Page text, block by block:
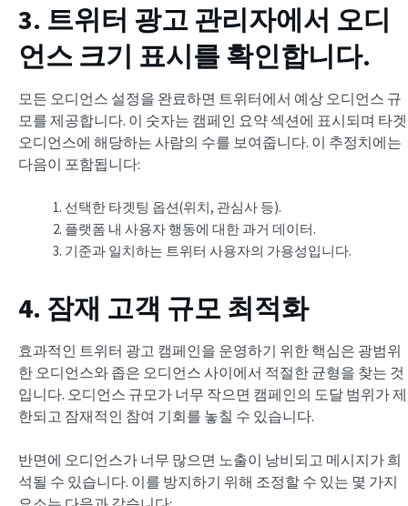
3. 트위터 광고 관리자에서 오디
언스 크기 표시를 확인합니다.
모든 오디언스 설정을 완료하면 트위터에서 예상 오디언스 규
모를 제공합니다. 이 숫자는 캠페인 요약 섹션에 표시되며 타겟
오디언스에 해당하는 사람의 수를 보여줍니다. 이 추정치에는
다음이 포함됩니다:
선택한 타겟팅 옵션(위치, 관심사 등).
플랫폼 내 사용자 행동에 대한 과거 데이터.
기준과 일치하는 트위터 사용자의 가용성입니다.
4. 잠재 고객 규모 최적화
효과적인 트위터 광고 캠페인을 운영하기 위한 핵심은 광범위
한 오디언스와 좁은 오디언스 사이에서 적절한 균형을 찾는 것
입니다. 오디언스 규모가 너무 작으면 캠페인의 도달 범위가 제
한되고 잠재적인 참여 기회를 놓칠 수 있습니다.
반면에 오디언스가 너무 많으면 노출이 낭비되고 메시지가 희
석될 수 있습니다. 이를 방지하기 위해 조정할 수 있는 몇 가지